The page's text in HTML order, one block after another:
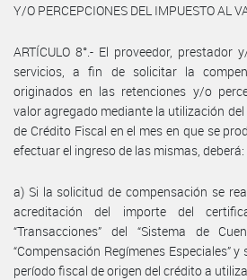
Y/O PERCEPCIONES DEL IMPUESTO AL
ARTÍCULO 8°.- El proveedor,
servicios, a fin de solicitar la
originados en las retenciones y/o
valor agregado mediante la utilización
de Crédito Fiscal en el mes en que se
efectuar el ingreso de las mismas, deberá:
a) Si la solicitud de compensación se
acreditación del importe del
“Transacciones” del “Sistema de
“Compensación Regímenes Especiales”
período fiscal de origen del crédito a